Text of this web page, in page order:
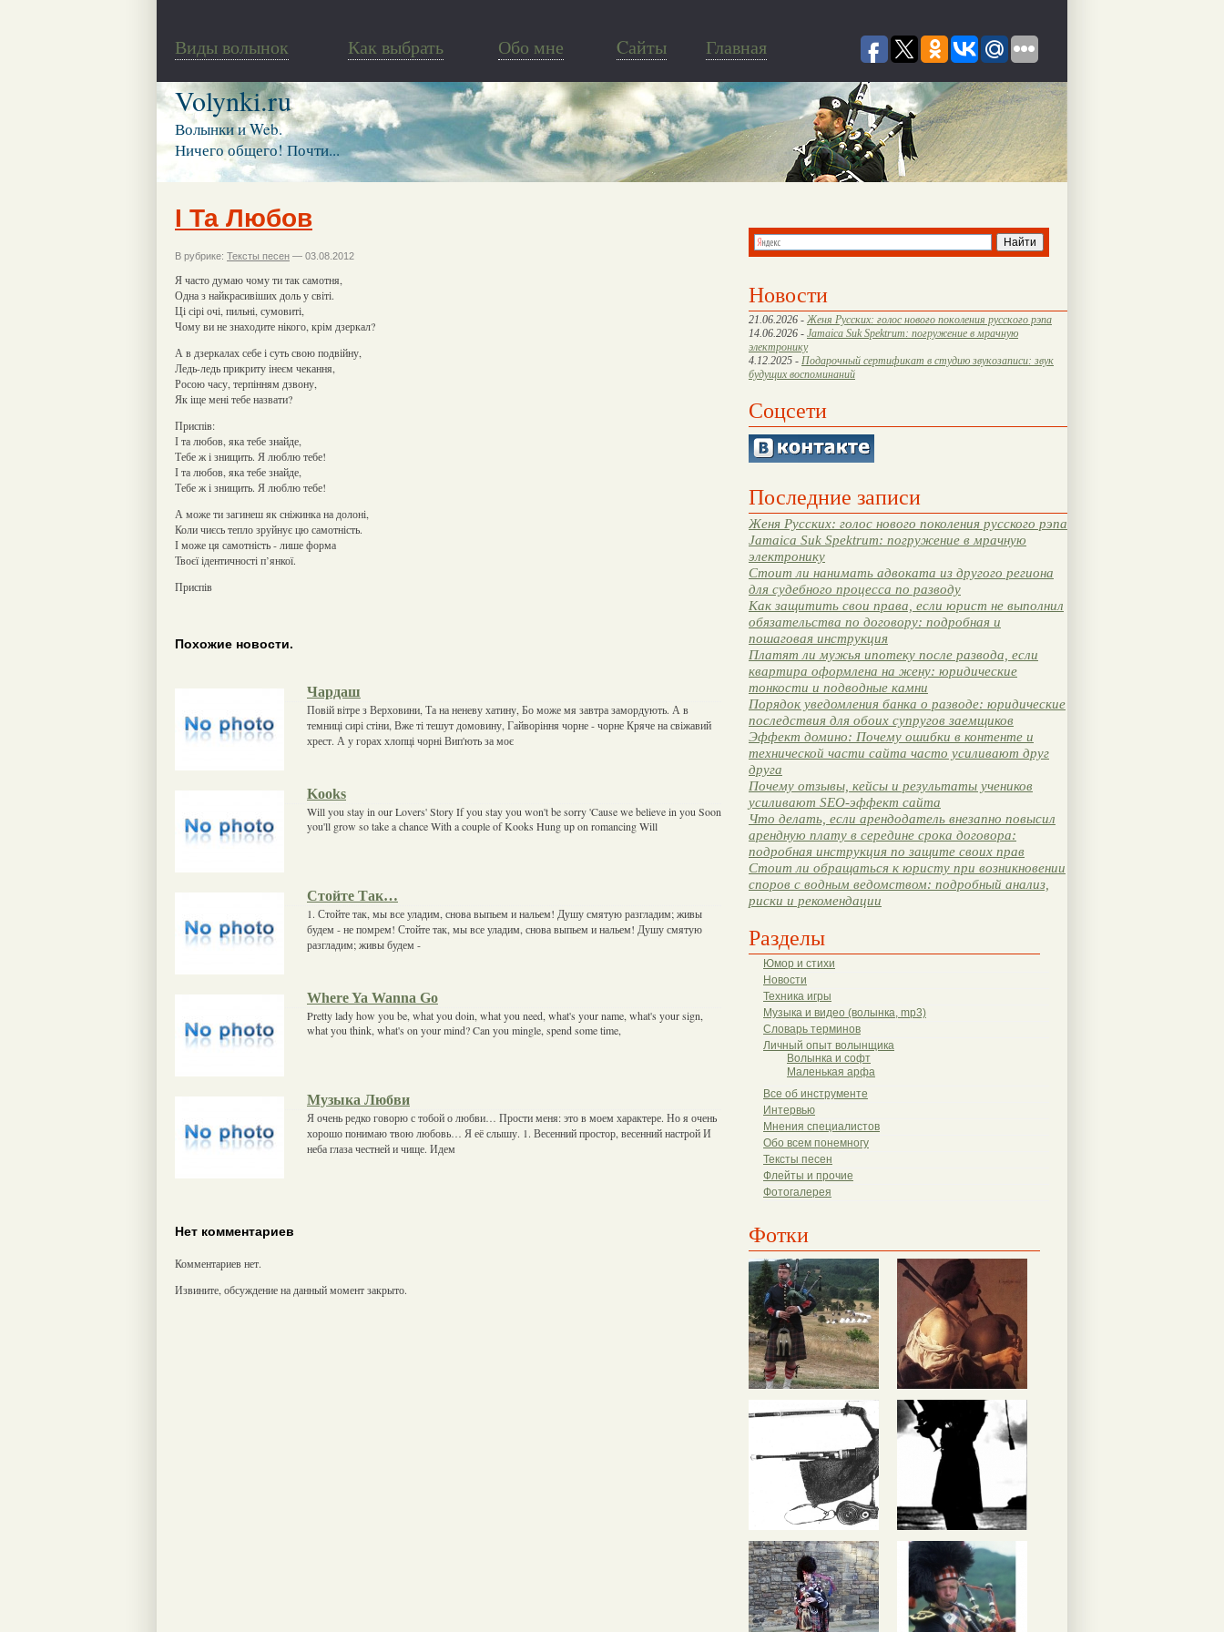
Виды волынок Как выбрать Обо мне Cайты Главная
Volynki.ru
Волынки и Web.
Ничего общего! Почти...
Новости
21.06.2026 - Женя Русских: голос нового поколения русского рэпа
14.06.2026 - Jamaica Suk Spektrum: погружение в мрачную
электронику
4.12.2025 - Подарочный сертификат в студию звукозаписи: звук
будущих воспоминаний
Соцсети
Последние записи
Женя Русских: голос нового поколения русского рэпа
Jamaica Suk Spektrum: погружение в мрачную
электронику
Стоит ли нанимать адвоката из другого региона
для судебного процесса по разводу
Как защитить свои права, если юрист не выполнил
обязательства по договору: подробная и
пошаговая инструкция
Платят ли мужья ипотеку после развода, если
квартира оформлена на жену: юридические
тонкости и подводные камни
Порядок уведомления банка о разводе: юридические
последствия для обоих супругов заемщиков
Эффект домино: Почему ошибки в контенте и
технической части сайта часто усиливают друг
друга
Почему отзывы, кейсы и результаты учеников
усиливают SEO-эффект сайта
Что делать, если арендодатель внезапно повысил
арендную плату в середине срока договора:
подробная инструкция по защите своих прав
Стоит ли обращаться к юристу при возникновении
споров с водным ведомством: подробный анализ,
риски и рекомендации
Разделы
Юмор и стихи
Новости
Техника игры
Музыка и видео (волынка, mp3)
Словарь терминов
Личный опыт волынщика
Волынка и софт
Маленькая арфа
Все об инструменте
Интервью
Мнения специалистов
Обо всем понемногу
Тексты песен
Флейты и прочие
Фотогалерея
Фотки
І Та Любов
В рубрике: Тексты песен — 03.08.2012
Я часто думаю чому ти так самотня,
Одна з найкрасивіших доль у світі.
Ці сірі очі, пильні, сумовиті,
Чому ви не знаходите нікого, крім дзеркал?
А в дзеркалах себе і суть свою подвійну,
Ледь-ледь прикриту інеєм чекання,
Росою часу, терпінням дзвону,
Як іще мені тебе назвати?
Приспів:
І та любов, яка тебе знайде,
Тебе ж і знищить. Я люблю тебе!
І та любов, яка тебе знайде,
Тебе ж і знищить. Я люблю тебе!
А може ти загинеш як сніжинка на долоні,
Коли чиєсь тепло зруйнує цю самотність.
І може ця самотність - лише форма
Твоєї ідентичності п’янкої.
Приспів
Похожие новости.
Чардаш
Повій вітре з Верховини, Та на неневу хатину, Бо може мя завтра замордують. А в
темниці сирі стіни, Вже ті тешут домовину, Гайворіння чорне - чорне Кряче на свіжавий
хрест. А у горах хлопці чорні Вип'ють за моє
Kooks
Will you stay in our Lovers' Story If you stay you won't be sorry 'Cause we believe in you Soon
you'll grow so take a chance With a couple of Kooks Hung up on romancing Will
Стойте Так…
1. Стойте так, мы все уладим, снова выпьем и нальем! Душу смятую разгладим; живы
будем - не помрем! Стойте так, мы все уладим, снова выпьем и нальем! Душу смятую
разгладим; живы будем -
Where Ya Wanna Go
Pretty lady how you be, what you doin, what you need, what's your name, what's your sign,
what you think, what's on your mind? Can you mingle, spend some time,
Музыка Любви
Я очень редко говорю с тобой о любви… Прости меня: это в моем характере. Но я очень
хорошо понимаю твою любовь… Я её слышу. 1. Весенний простор, весенний настрой И
неба глаза честней и чище. Идем
Нет комментариев
Комментариев нет.
Извините, обсуждение на данный момент закрыто.